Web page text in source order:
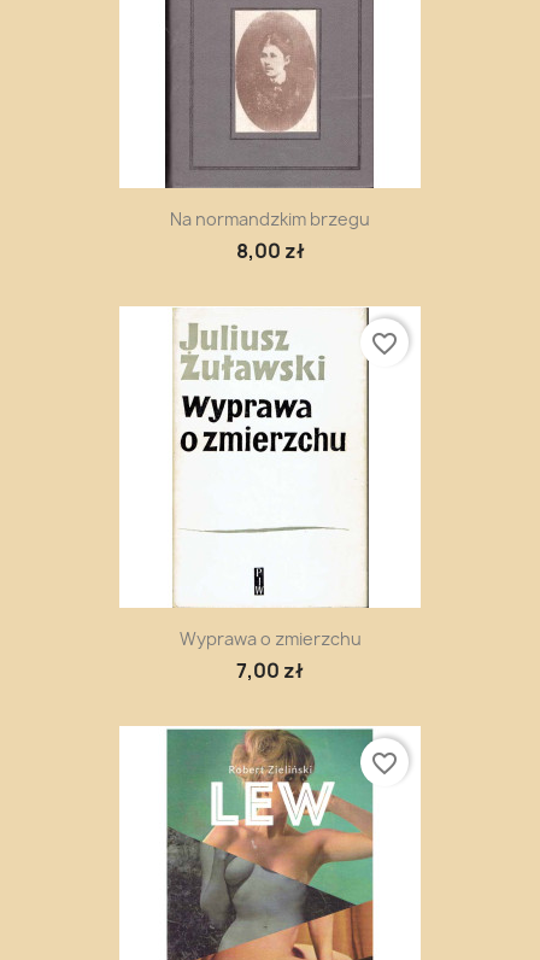
Na normandzkim brzegu
8,00 zł
Wyprawa o zmierzchu
7,00 zł
favorite_border
favorite_border